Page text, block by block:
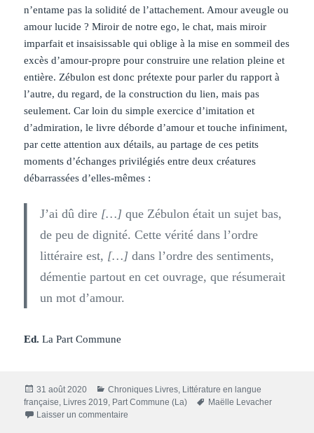
n’entame pas la solidité de l’attachement. Amour aveugle ou
amour lucide ? Miroir de notre ego, le chat, mais miroir
imparfait et insaisissable qui oblige à la mise en sommeil des
excès d’amour-propre pour construire une relation pleine et
entière. Zébulon est donc prétexte pour parler du rapport à
l’autre, du regard, de la construction du lien, mais pas
seulement. Car loin du simple exercice d’imitation et
d’admiration, le livre déborde d’amour et touche infiniment,
par cette attention aux détails, au partage de ces petits
moments d’échanges privilégiés entre deux créatures
débarrassées d’elles-mêmes :
J’ai dû dire[…] que Zébulon était un sujet bas,
de peu de dignité. Cette vérité dans l’ordre
littéraire est, […] dans l’ordre des sentiments,
démentie partout en cet ouvrage, que résumerait
un mot d’amour.
Ed.La Part Commune
Publié
le
31 août 2020 Catégories
Chroniques Livres, Littérature en langue
française, Livres 2019, Part Commune (La)
Mots-
Maëlle Levacher
Laisser un commentaire